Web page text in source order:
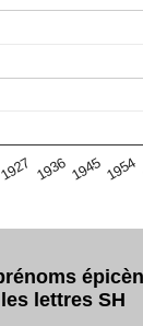
1927 1936 1945 1954
moment)
lettres SH